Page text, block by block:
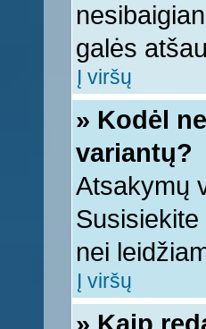
galės
Į viršų
» Kodėl
variantų?
Atsakymų
nei
Į viršų